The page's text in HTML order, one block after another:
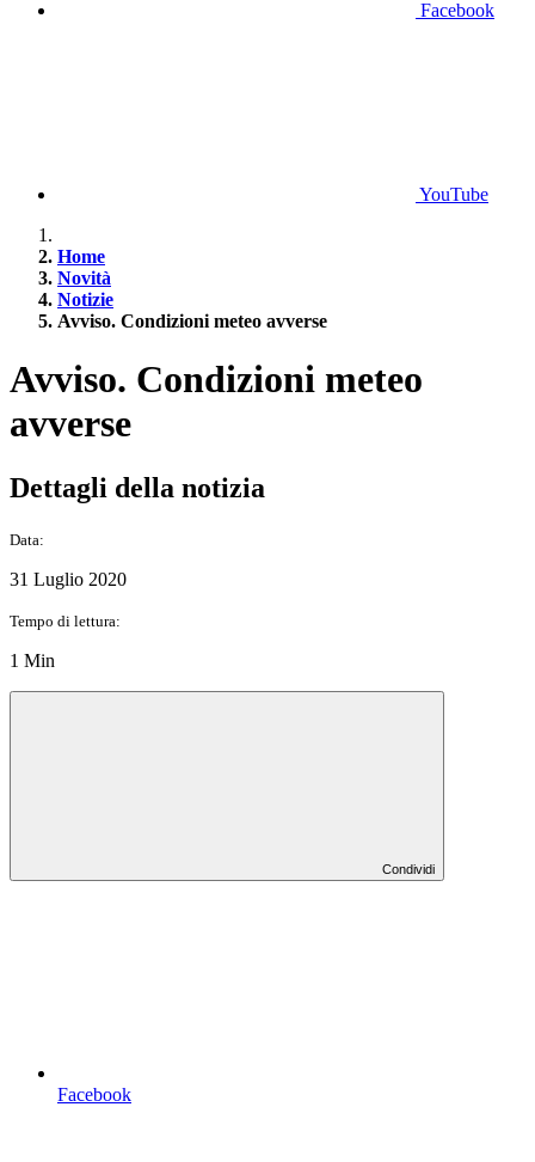
Facebook
YouTube
Home
Novità
Notizie
Avviso. Condizioni meteo avverse
Avviso. Condizioni meteo
avverse
Dettagli della notizia
Data:
31 Luglio 2020
Tempo di lettura:
1 Min
Condividi
Facebook